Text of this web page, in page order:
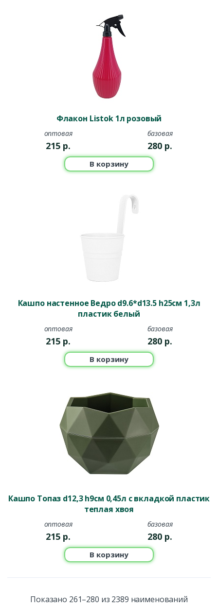
Флакон Listok 1л розовый
оптовая
215 р.
базовая
280 р.
В корзину
Кашпо настенное Ведро d9.6*d13.5 h25см 1,3л
пластик белый
оптовая
215 р.
базовая
280 р.
В корзину
Кашпо Топаз d12,3 h9см 0,45л с вкладкой пластик
теплая хвоя
оптовая
215 р.
базовая
280 р.
В корзину
Показано 261–280 из 2389 наименований